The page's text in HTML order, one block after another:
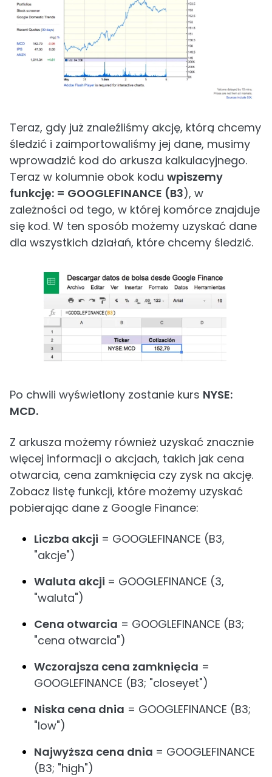
Teraz, gdy już znaleźliśmy akcję, którą chcemy
śledzić i zaimportowaliśmy jej dane, musimy
wprowadzić kod do arkusza kalkulacyjnego.
Teraz w kolumnie obok kodu wpiszemy
funkcję: = GOOGLEFINANCE (B3), w
zależności od tego, w której komórce znajduje
się kod. W ten sposób możemy uzyskać dane
dla wszystkich działań, które chcemy śledzić.
Po chwili wyświetlony zostanie kurs NYSE:
MCD.
Z arkusza możemy również uzyskać znacznie
więcej informacji o akcjach, takich jak cena
otwarcia, cena zamknięcia czy zysk na akcję.
Zobacz listę funkcji, które możemy uzyskać
pobierając dane z Google Finance:
Liczba akcji = GOOGLEFINANCE (B3,
"akcje")
Waluta akcji = GOOGLEFINANCE (3,
"waluta")
Cena otwarcia = GOOGLEFINANCE (B3;
"cena otwarcia")
Wczorajsza cena zamknięcia =
GOOGLEFINANCE (B3; "closeyet")
Niska cena dnia = GOOGLEFINANCE (B3;
"low")
Najwyższa cena dnia = GOOGLEFINANCE
(B3; "high")